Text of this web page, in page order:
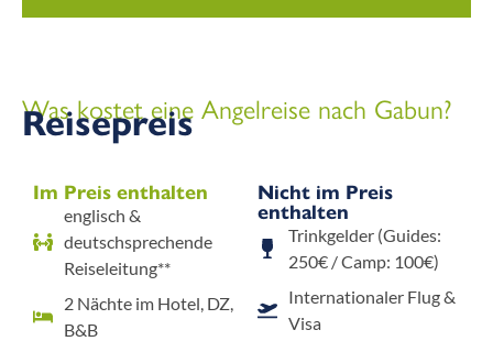
Was kostet eine Angelreise nach Gabun?
Reisepreis
Im Preis enthalten
englisch &
deutschsprechende
Reiseleitung**
2 Nächte im Hotel, DZ,
B&B
Nicht im Preis
enthalten
Trinkgelder (Guides:
250€ / Camp: 100€)
Internationaler Flug &
Visa